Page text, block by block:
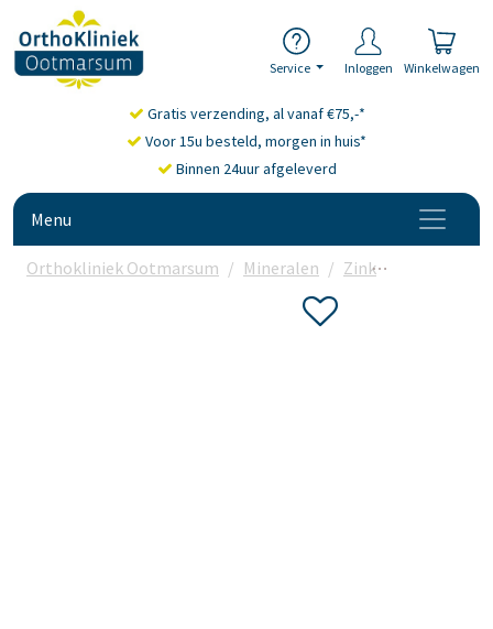
Service Inloggen Winkelwagen
Gratis verzending, al vanaf €75,-*
Voor 15u besteld, morgen in huis*
Binnen 24uur afgeleverd
Menu
Orthokliniek Ootmarsum Mineralen Zink